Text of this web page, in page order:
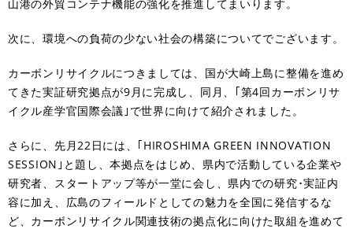
山港の外貿コンテナ機能の強化を推進してまいります。
次に、環境への負荷の少ない社会の構築についてでございます。
カーボンリサイクルにつきましては、国が大崎上島に整備を進め
てきた実証研究拠点が9月に完成し、同月、｢第4回カーボンリサ
イクル産学官国際会議｣で世界に向けて紹介されました。
さらに、先月22日には、｢HIROSHIMA GREEN INNOVATION
SESSION｣と題し、本拠点をはじめ、県内で活動している企業や
研究者、スタートアップ等が一堂に会し、県内での研究･実証内
容に加え、広島のフィールドとしての魅力を全国に発信するな
ど、カーボンリサイクル関連技術の拠点化に向けた取組を進めて